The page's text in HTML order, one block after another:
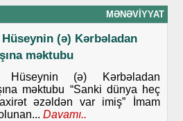
MƏNƏVIYYAT
(ə) Kərbəladan
məktubu
Hüseynin (ə) Kərbəladan
məktubu “Sanki dünya heç
əzəldən var imiş” İmam
Davamı..